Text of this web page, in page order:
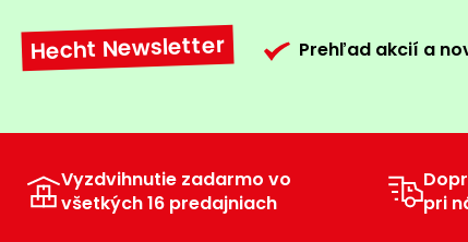
Hecht Newsletter Prehľad akcií a
Vyzdvihnutie zadarmo vo
všetkých 16 predajniach
pri